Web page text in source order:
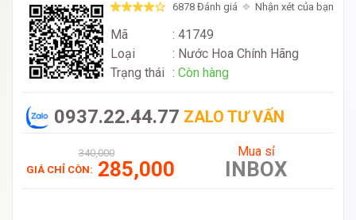
6878 Đánh giá Nhận xét của bạn
Mã
: 41749
Loại
: Nước Hoa Chính Hãng
Trạng thái : Còn hàng
0937.22.44.77 ZALO TƯ VẤN
340,000
GIÁ CHỈ CÒN: 285,000
Mua sỉ
INBOX